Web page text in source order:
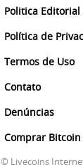
Politica Editorial
Política de
Termos de Uso
Contato
Denúncias
Comprar Bitcoin
© Livecoins